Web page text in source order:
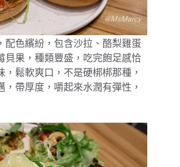
配色繽紛，包含沙拉、酪梨雞蛋
貝果，種類豐盛，吃完飽足感恰
，鬆軟爽口，不是硬梆梆那種，
，帶厚度，嚼起來水潤有彈性，